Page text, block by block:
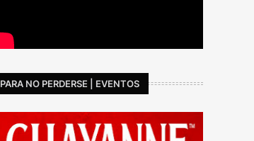
PARA NO PERDERSE | EVENTOS